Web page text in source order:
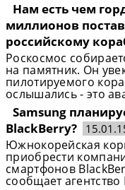
Нам есть чем
миллионов
российскому
Роскосмос
на памятник. Он
пилотируемого
ослышались - это
Samsung
BlackBerry?
Южнокорейская
приобрести
смартфонов
сообщает